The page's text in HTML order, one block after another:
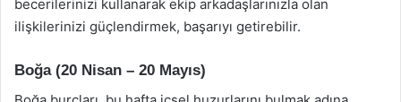
becerilerinizi kullanarak ekip arkadaşlarınızla olan
ilişkilerinizi güçlendirmek, başarıyı getirebilir.
Boğa (20 Nisan – 20 Mayıs)